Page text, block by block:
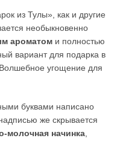
из Тулы», как и другие
необыкновенно
ароматом и полностью
вариант для подарка в
угощение для
буквами написано
же скрывается
молочная начинка